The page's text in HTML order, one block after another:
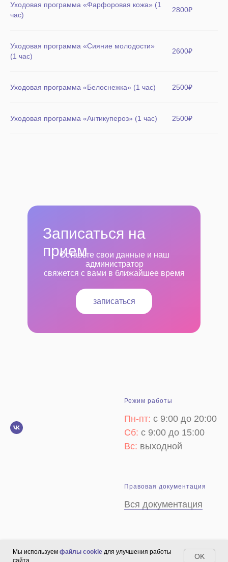
Уходовая программа «Фарфоровая кожа» (1
час)
2800₽
Уходовая программа «Сияние молодости»
(1 час)
2600₽
Уходовая программа «Белоснежка» (1 час) 2500₽
Уходовая программа «Антикупероз» (1 час) 2500₽
Записаться на
прием
Оставьте свои данные и наш
администратор
свяжется с вами в ближайшее время
записаться
Режим работы
Пн-пт: с 9:00 до 20:00
Сб: с 9:00 до 15:00
Вс: выходной
Правовая документация
Вся документация
Мы используем файлы cookie для улучшения работы
сайта
OK